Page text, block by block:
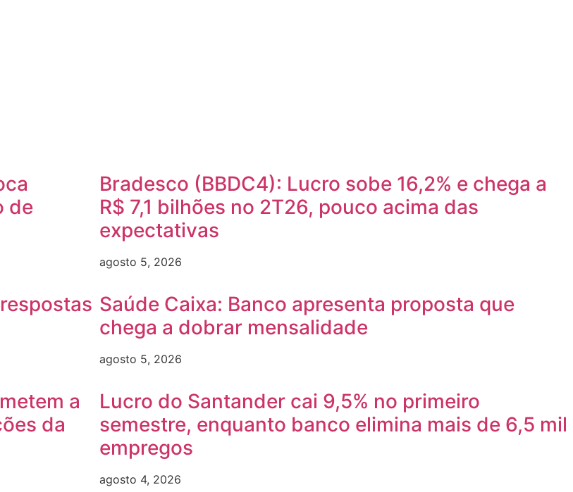
de
Bradesco (BBDC4): Lucro sobe 16,2% e chega a
R$ 7,1 bilhões no 2T26, pouco acima das
expectativas
agosto 5, 2026
Saúde Caixa: Banco apresenta proposta que
chega a dobrar mensalidade
agosto 5, 2026
a
da
Lucro do Santander cai 9,5% no primeiro
semestre, enquanto banco elimina mais de 6,5 mil
empregos
agosto 4, 2026